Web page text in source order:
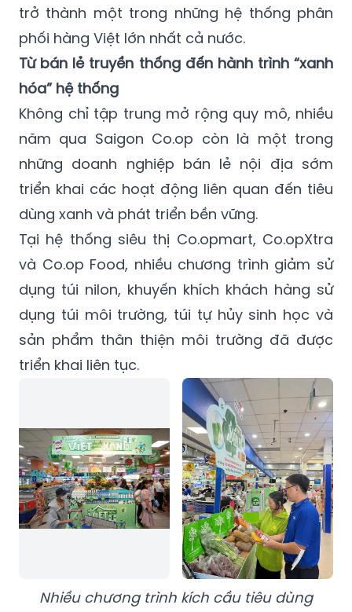
trở thành một trong những hệ thống phân
phối hàng Việt lớn nhất cả nước.
Từ bán lẻ truyền thống đến hành trình “xanh
hóa” hệ thống
Không chỉ tập trung mở rộng quy mô, nhiều
năm qua Saigon Co.op còn là một trong
những doanh nghiệp bán lẻ nội địa sớm
triển khai các hoạt động liên quan đến tiêu
dùng xanh và phát triển bền vững.
Tại hệ thống siêu thị Co.opmart, Co.opXtra
và Co.op Food, nhiều chương trình giảm sử
dụng túi nilon, khuyến khích khách hàng sử
dụng túi môi trường, túi tự hủy sinh học và
sản phẩm thân thiện môi trường đã được
triển khai liên tục.
Nhiều chương trình kích cầu tiêu dùng